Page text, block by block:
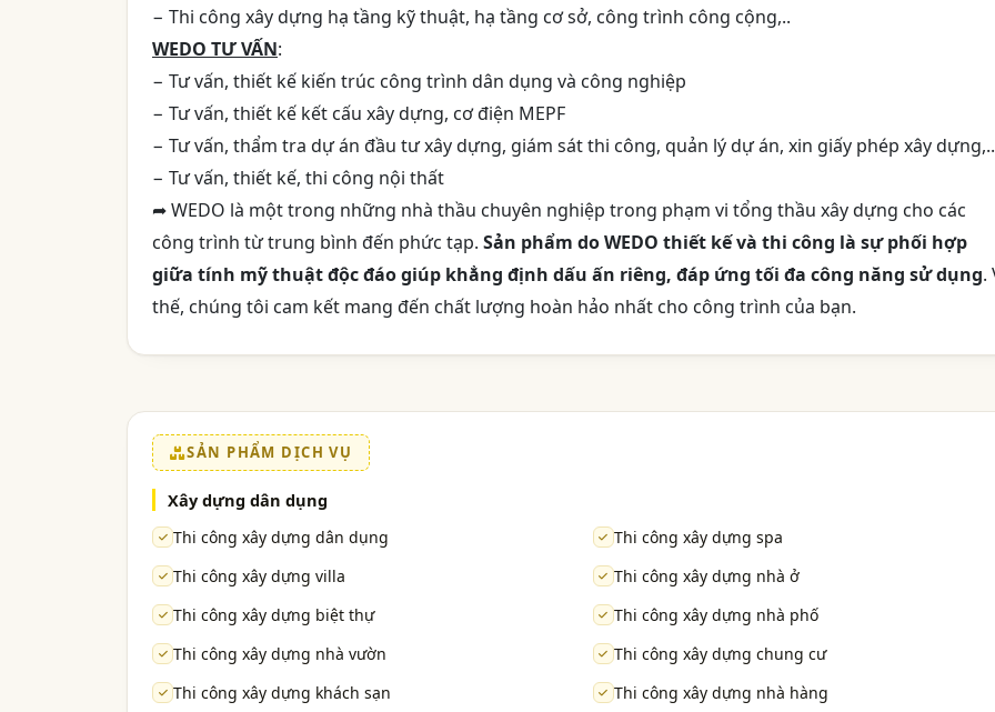
− Thi công xây dựng hạ tầng kỹ thuật, hạ tầng cơ sở, công trình công cộng,..
WEDO TƯ VẤN:
− Tư vấn, thiết kế kiến trúc công trình dân dụng và công nghiệp
− Tư vấn, thiết kế kết cấu xây dựng, cơ điện MEPF
− Tư vấn, thẩm tra dự án đầu tư xây dựng, giám sát thi công, quản lý dự án, xin giấy phép xây dựng,..
− Tư vấn, thiết kế, thi công nội thất
➦ WEDO là một trong những nhà thầu chuyên nghiệp trong phạm vi tổng thầu xây dựng cho các
công trình từ trung bình đến phức tạp. Sản phẩm do WEDO thiết kế và thi công là sự phối hợp
giữa tính mỹ thuật độc đáo giúp khẳng định dấu ấn riêng, đáp ứng tối đa công năng sử dụng.
thế, chúng tôi cam kết mang đến chất lượng hoàn hảo nhất cho công trình của bạn.
SẢN PHẨM DỊCH VỤ
Xây dựng dân dụng
Thi công xây dựng dân dụng
Thi công xây dựng spa
Thi công xây dựng villa
Thi công xây dựng nhà ở
Thi công xây dựng biệt thự
Thi công xây dựng nhà phố
Thi công xây dựng nhà vườn
Thi công xây dựng chung cư
Thi công xây dựng khách sạn
Thi công xây dựng nhà hàng